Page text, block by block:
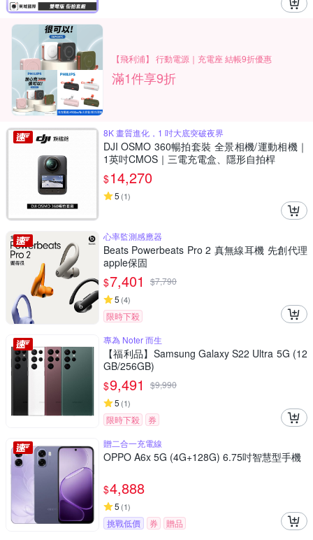
【飛利浦】 行動電源｜充電座 結帳9折優惠
滿1件享9折
8K 畫質進化，1 吋大底突破夜界
DJI OSMO 360暢拍套裝 全景相機/運動相機｜
1英吋CMOS｜三電充電盒、隱形自拍桿
$14,270
5 (1)
心率監測感應器
Beats Powerbeats Pro 2 真無線耳機 先創代理
apple保固
$7,401 $7,790
5 (4)
限時下殺
專為 Noter 而生
【福利品】Samsung Galaxy S22 Ultra 5G (12
GB/256GB)
$9,491 $9,990
5 (1)
限時下殺
券
贈二合一充電線
OPPO A6x 5G (4G+128G) 6.75吋智慧型手機
$4,888
5 (1)
挑戰低價 券 贈品